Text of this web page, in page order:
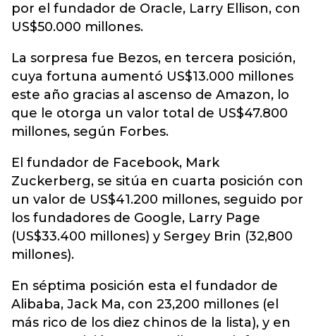
por el fundador de Oracle, Larry Ellison, con
US$50.000 millones.
La sorpresa fue Bezos, en tercera posición,
cuya fortuna aumentó US$13.000 millones
este año gracias al ascenso de Amazon, lo
que le otorga un valor total de US$47.800
millones, según Forbes.
El fundador de Facebook, Mark
Zuckerberg, se sitúa en cuarta posición con
un valor de US$41.200 millones, seguido por
los fundadores de Google, Larry Page
(US$33.400 millones) y Sergey Brin (32,800
millones).
En séptima posición esta el fundador de
Alibaba, Jack Ma, con 23,200 millones (el
más rico de los diez chinos de la lista), y en